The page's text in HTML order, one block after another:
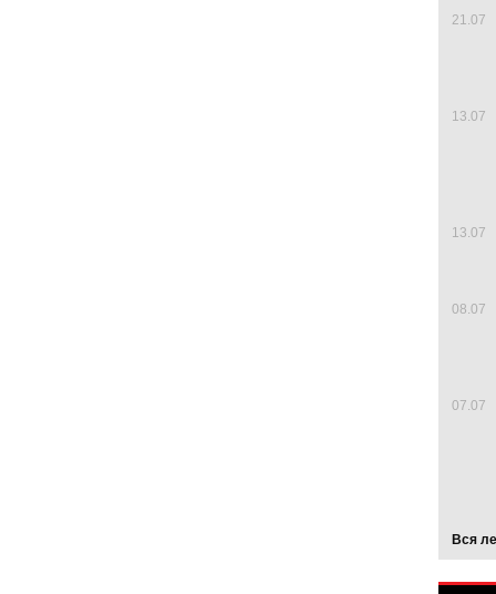
21.07
13.07
13.07
08.07
07.07
Вся